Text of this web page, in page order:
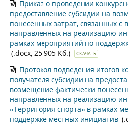
Приказ о проведении
предоставление субсидии на
понесенных затрат, связанных с
направленных на реализацию
рамках мероприятий по
(.docx, 25 905 Кб.)
СКАЧАТЬ
Протокол подведения итогов
получателя субсидии на
возмещение фактически
направленных на реализацию
«Территория спорта» в рамках
поддержке местных инициатив